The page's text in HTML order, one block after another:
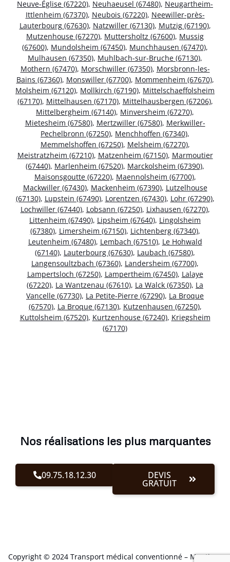
Neuve-Église (67220), Neuhaeusel (67480), Neugartheim-
Ittlenheim (67370), Neubois (67220), Neewiller-près-
Lauterbourg (67630), Natzwiller (67130), Mutzig (67190),
Mutzenhouse (67270), Muttersholtz (67600), Mussig
(67600), Mundolsheim (67450), Munchhausen (67470),
Mulhausen (67350), Muhlbach-sur-Bruche (67130),
Mothern (67470), Morschwiller (67350), Morsbronn-les-
Bains (67360), Monswiller (67700), Mommenheim (67670),
Molsheim (67120), Mollkirch (67190), Mittelschaeffolsheim
(67170), Mittelhausen (67170), Mittelhausbergen (67206),
Mittelbergheim (67140), Minversheim (67270),
Mietesheim (67580), Mertzwiller (67580), Merkwiller-
Pechelbronn (67250), Menchhoffen (67340),
Memmelshoffen (67250), Melsheim (67270),
Meistratzheim (67210), Matzenheim (67150), Marmoutier
(67440), Marlenheim (67520), Marckolsheim (67390),
Maisonsgoutte (67220), Maennolsheim (67700),
Mackwiller (67430), Mackenheim (67390), Lutzelhouse
(67130), Lupstein (67490), Lorentzen (67430), Lohr (67290),
Lochwiller (67440), Lobsann (67250), Lixhausen (67270),
Littenheim (67490), Lipsheim (67640), Lingolsheim
(67380), Limersheim (67150), Lichtenberg (67340),
Leutenheim (67480), Lembach (67510), Le Hohwald
(67140), Lauterbourg (67630), Laubach (67580),
Langensoultzbach (67360), Landersheim (67700),
Lampertsloch (67250), Lampertheim (67450), Lalaye
(67220), La Wantzenau (67610), La Walck (67350), La
Vancelle (67730), La Petite-Pierre (67290), La Broque
(67570), La Broque (67130), Kutzenhausen (67250),
Kuttolsheim (67520), Kurtzenhouse (67240), Kriegsheim
(67170)
Nos réalisations les plus marquantes
09.75.18.12.30 DEVIS
GRATUIT
Copyright © 2024 Transport médical conventionné – Mentions